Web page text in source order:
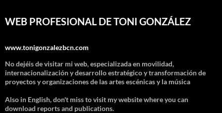
WEB PROFESIONAL DE TONI GONZÁLEZ
www.tonigonzalezbcn.com
No dejéis de visitar mi web, especializada en movilidad,
internacionalización y desarrollo estratégico y transformación de
proyectos y organizaciones de las artes escénicas y la música
Also in English, don't miss to visit my website where you can
download reports and publications.